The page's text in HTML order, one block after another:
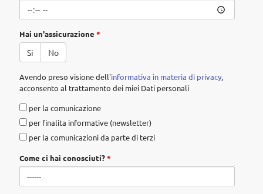
Hai un'assicurazione *
Si No
Avendo preso visione dell'informativa in materia di privacy,
acconsento al trattamento dei miei Dati personali
privacy
per la comunicazione
per finalita informative (newsletter)
per la comunicazioni da parte di terzi
Come ci hai conosciuti?*